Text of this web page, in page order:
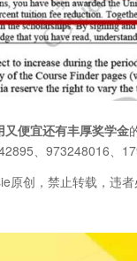
便宜还有丰厚奖学金
、973248016、
原创，禁止转载，违者